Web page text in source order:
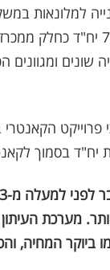
בנוסף לתכניות
כי פרוייקט
יח"ד בסמוך
מערכת
ביוקר המחיה,